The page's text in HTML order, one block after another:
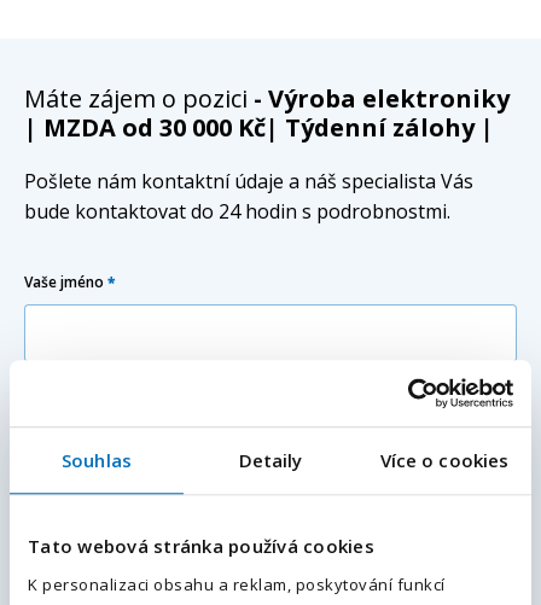
Souhlas Detaily Více o cookies
Tato webová stránka používá cookies
K personalizaci obsahu a reklam, poskytování funkcí
Máte zájem o pozici - Výroba elektroniky
| MZDA od 30 000 Kč| Týdenní zálohy |
Pošlete nám kontaktní údaje a náš specialista Vás
bude kontaktovat do 24 hodin s podrobnostmi.
Vaše jméno *
E-mailová adresa
Váš telefon*